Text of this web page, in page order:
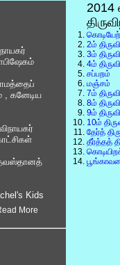
கனேடிய
Kids
More
2014
2ம்
3ம்
4ம்
சப்பறம்
மஞ்சம்
7ம்
8ம்
9ம்
10ம்
தேர்த்
தீர்த்தத்